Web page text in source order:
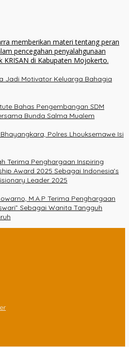
Jadi Motivator Keluarga Bahagia
Bahas Pengembangan SDM
Bunda Salma Mualem
Polres Lhouksemawe Isi
Terima Penghargaan Inspiring
Award 2025 Sebagai Indonesia’s
Leader 2025
M.A.P Terima Penghargaan
Sebagai Wanita Tangguh